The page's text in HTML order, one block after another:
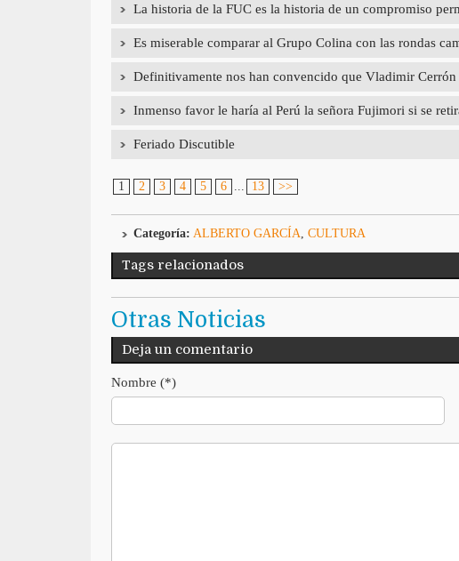
La historia de la FUC es la historia de un compromiso
Es miserable comparar al Grupo Colina con las rondas
Definitivamente nos han convencido que Vladimir Cerrón
Inmenso favor le haría al Perú la señora Fujimori si se
Feriado Discutible
1 2 3 4 5 6 13 >>
Categoría: ALBERTO GARCÍA CULTURA
Tags relacionados
Otras Noticias
Deja un comentario
Nombre (*)